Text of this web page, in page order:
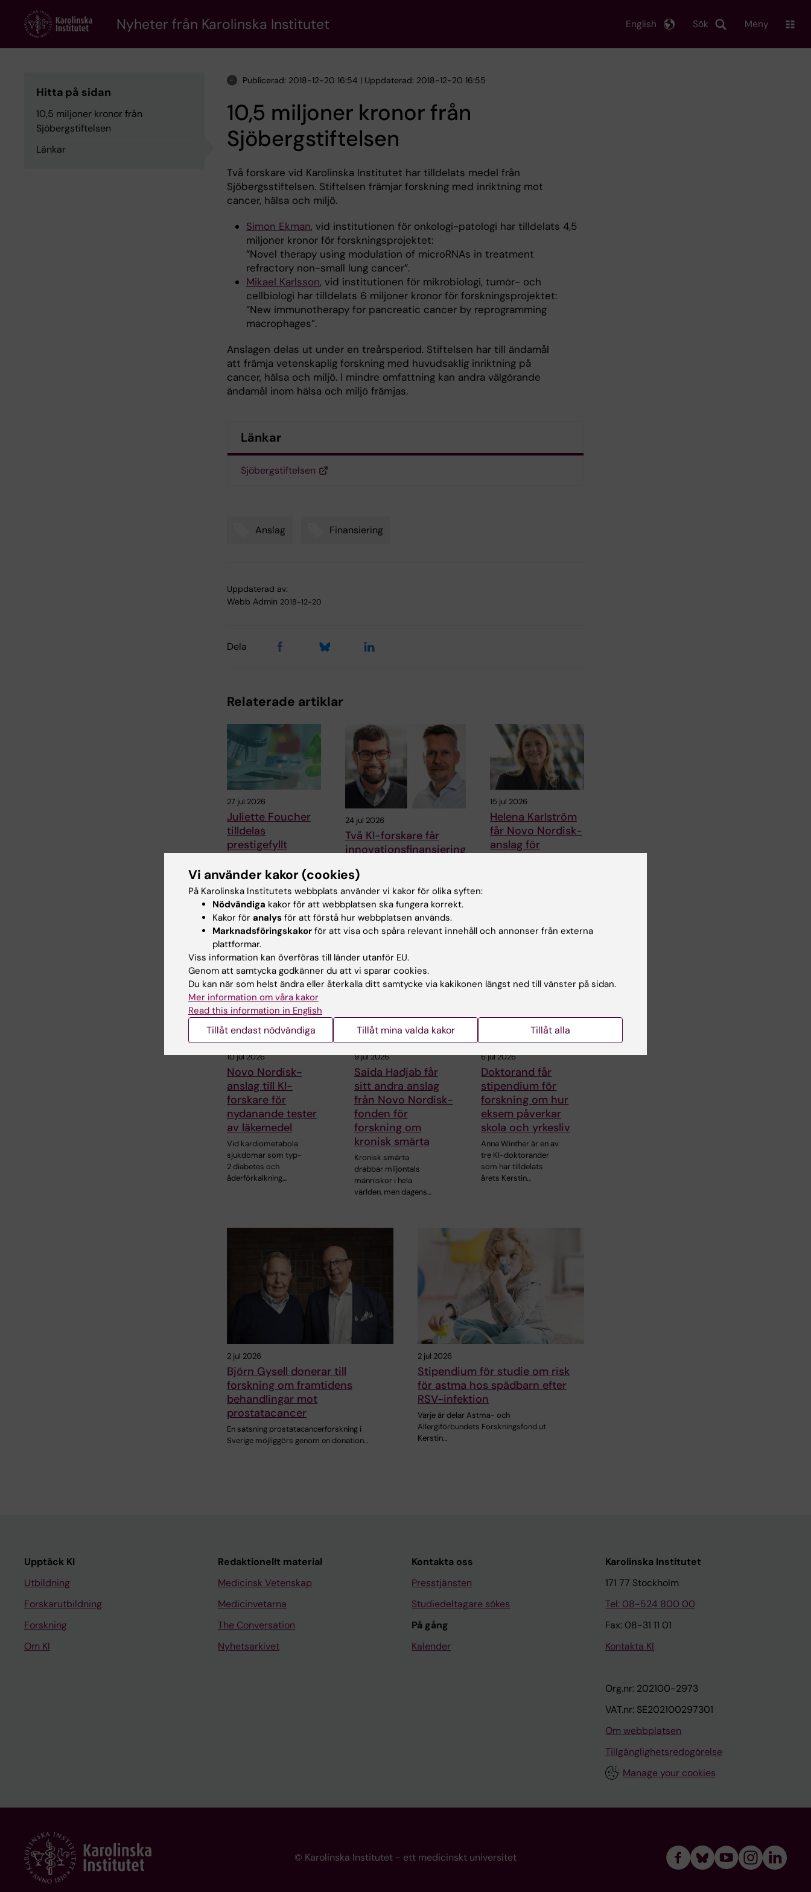
content
Nyheter från Karolinska Institutet Sök
English Meny
Hitta på sidan
10,5 miljoner kronor från
Sjöbergstiftelsen
Länkar
Publicerad: 2018-12-20 16:54 | Uppdaterad: 2018-12-20 16:55
10,5 miljoner kronor från
Sjöbergstiftelsen
Två forskare vid Karolinska Institutet har tilldelats medel från
Sjöbergsstiftelsen. Stiftelsen främjar forskning med inriktning mot
cancer, hälsa och miljö.
Simon Ekman, vid institutionen för onkologi-patologi har tilldelats 4,5
miljoner kronor för forskningsprojektet:
”Novel therapy using modulation of microRNAs in treatment
refractory non-small lung cancer”.
Mikael Karlsson, vid institutionen för mikrobiologi, tumör- och
cellbiologi har tilldelats 6 miljoner kronor för forskningsprojektet:
”New immunotherapy for pancreatic cancer by reprogramming
macrophages”.
Anslagen delas ut under en treårsperiod. Stiftelsen har till ändamål
att främja vetenskaplig forskning med huvudsaklig inriktning på
cancer, hälsa och miljö. I mindre omfattning kan andra välgörande
ändamål inom hälsa och miljö främjas.
Länkar
Sjöbergstiftelsen
Anslag Finansiering
Uppdaterad av:
Webb Admin 2018-12-20
Dela
Relaterade artiklar
27 jul 2026
Juliette Foucher
tilldelas
prestigefyllt
ALS-anslag
Juliette Foucher,
postdoktor vid
institutionen för
klinisk
neurovetenskap…
24 jul 2026
Två KI-forskare får
innovationsfinansiering
Wallenbergs Stiftelse
Professor Gonçalo
Castelo-Branco och
professor Janne Lehtiö vid
KI får…
15 jul 2026
Helena Karlström
får Novo Nordisk-
anslag för
vid Karolinska
Institutet, har…
10 jul 2026
Novo Nordisk-
anslag till KI-
forskare för
nydanande tester
av läkemedel
Vid kardiometabola
sjukdomar som typ-
2 diabetes och
åderförkalkning…
9 jul 2026
Saida Hadjab får
sitt andra anslag
från Novo Nordisk-
fonden för
forskning om
kronisk smärta
Kronisk smärta
drabbar miljontals
människor i hela
världen, men dagens…
6 jul 2026
Doktorand får
stipendium för
forskning om hur
eksem påverkar
skola och yrkesliv
Anna Winther är en av
tre KI-doktorander
som har tilldelats
årets Kerstin…
2 jul 2026
Björn Gysell donerar till
forskning om framtidens
behandlingar mot
prostatacancer
En satsning prostatacancerforskning i
Sverige möjliggörs genom en donation…
2 jul 2026
Stipendium för studie om risk
för astma hos spädbarn efter
RSV-infektion
Varje år delar Astma- och
Allergiförbundets Forskningsfond ut
Kerstin…
Upptäck KI
Utbildning
Forskarutbildning
Forskning
Om KI
Redaktionellt material
Medicinsk Vetenskap
Medicinvetarna
The Conversation
Nyhetsarkivet
Kontakta oss
Presstjänsten
Studiedeltagare sökes
På gång
Kalender
Karolinska Institutet
171 77 Stockholm
Tel: 08-524 800 00
Fax: 08-31 11 01
Kontakta KI
Org.nr: 202100-2973
VAT.nr: SE202100297301
Om webbplatsen
Tillgänglighetsredogörelse
Manage your cookies
© Karolinska Institutet - ett medicinskt universitet
Vi använder kakor (cookies)
På Karolinska Institutets webbplats använder vi kakor för olika syften:
Nödvändiga kakor för att webbplatsen ska fungera korrekt.
Kakor för analys för att förstå hur webbplatsen används.
Marknadsföringskakor för att visa och spåra relevant innehåll och annonser från externa
plattformar.
Viss information kan överföras till länder utanför EU.
Genom att samtycka godkänner du att vi sparar cookies.
Du kan när som helst ändra eller återkalla ditt samtycke via kakikonen längst ned till vänster på sidan.
Mer information om våra kakor
Read this information in English
Tillåt endast nödvändiga Tillåt mina valda kakor Tillåt alla